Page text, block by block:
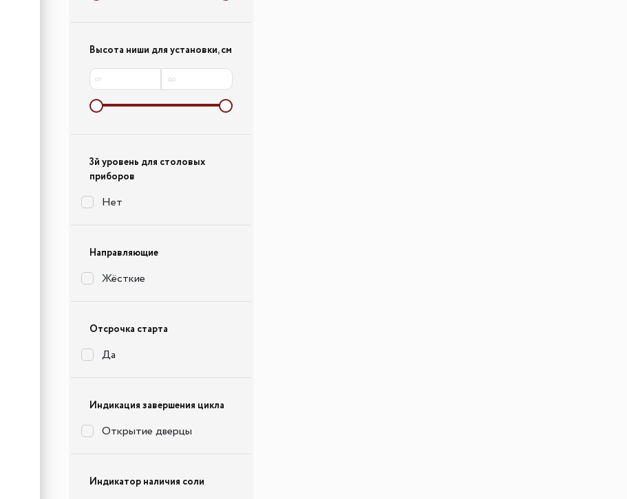
Высота ниши для установки, см
от до
3й уровень для столовых
приборов
Нет
Направляющие
Жёсткие
Отсрочка старта
Да
Индикация завершения цикла
Открытие дверцы
Индикатор наличия соли